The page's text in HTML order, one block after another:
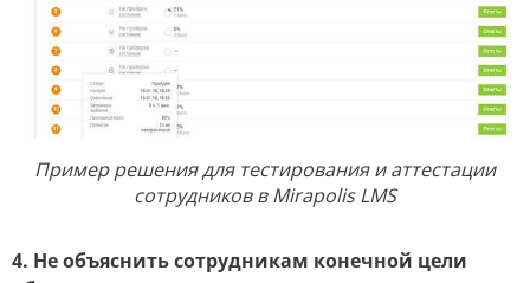
Пример решения для тестирования и аттестации
сотрудников в Mirapolis LMS
4. Не объяснить сотрудникам конечной цели